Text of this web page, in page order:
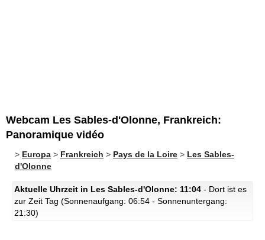
Webcam Les Sables-d'Olonne, Frankreich:
Panoramique vidéo
> Europa > Frankreich > Pays de la Loire > Les Sables-
d'Olonne
Aktuelle Uhrzeit in Les Sables-d'Olonne: 11:04 - Dort ist es
zur Zeit Tag (Sonnenaufgang: 06:54 - Sonnenuntergang:
21:30)